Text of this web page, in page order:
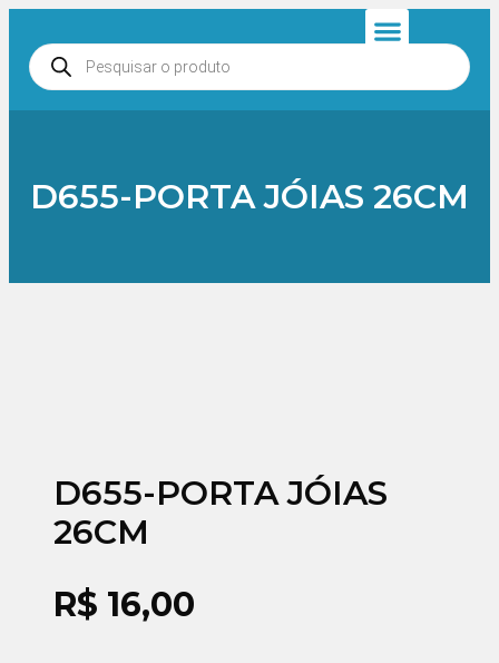
D655-PORTA JÓIAS 26CM
D655-PORTA JÓIAS
26CM
R$ 16,00